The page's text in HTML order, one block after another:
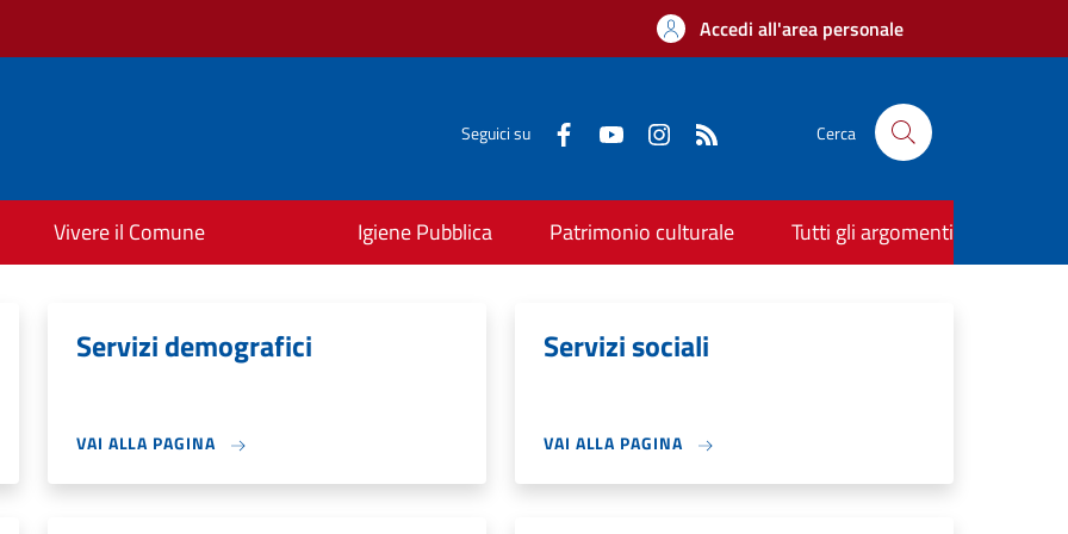
Accedi all'area personale
Seguici su Cerca
Vivere il Comune Igiene Pubblica Patrimonio culturale Tutti gli argomenti
Servizi demografici
VAI ALLA PAGINA
Servizi sociali
VAI ALLA PAGINA